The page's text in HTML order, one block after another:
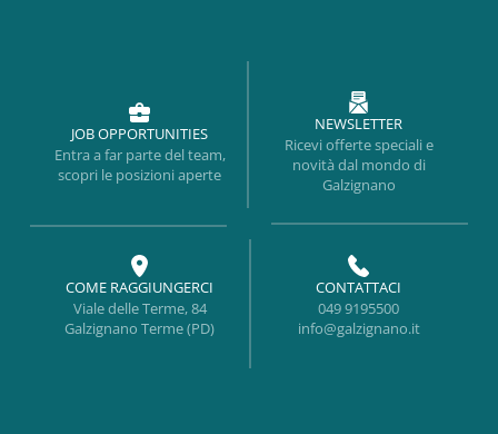
JOB OPPORTUNITIES
Entra a far parte del team,
scopri le posizioni aperte
NEWSLETTER
Ricevi offerte speciali e
novità dal mondo di
Galzignano
COME RAGGIUNGERCI
Viale delle Terme, 84
Galzignano Terme (PD)
CONTATTACI
049 9195500
info@galzignano.it